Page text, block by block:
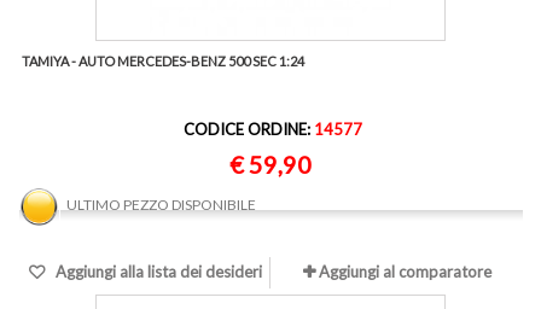
TAMIYA - AUTO MERCEDES-BENZ 500 SEC 1:24
CODICE ORDINE: 14577
€ 59,90
ULTIMO PEZZO DISPONIBILE
Aggiungi alla lista dei desideri Aggiungi al comparatore